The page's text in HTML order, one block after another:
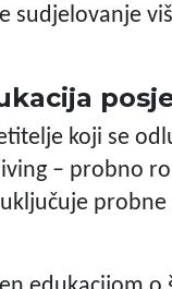
sudjelovanje
koji se
– probno